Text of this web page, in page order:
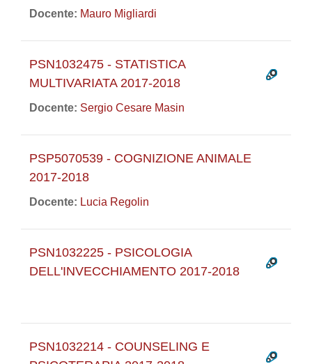
Docente: Mauro Migliardi
PSN1032475 - STATISTICA
MULTIVARIATA 2017-2018
Docente: Sergio Cesare Masin
PSP5070539 - COGNIZIONE ANIMALE
2017-2018
Docente: Lucia Regolin
PSN1032225 - PSICOLOGIA
DELL'INVECCHIAMENTO 2017-2018
PSN1032214 - COUNSELING E